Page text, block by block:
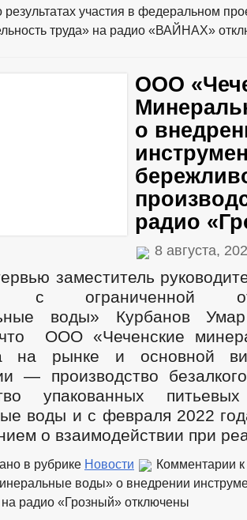
о внесении изменений в Устав
бюджета
услуг инвалидам
регламентов
муниципальных услуг
муниципальных услугах
услуг
акты
земельному контролю
результатах участия в федеральном
труда» на радио «ВАЙНАХ»
ООО
о
радио
8 августа,
заместитель
с ограниченной
воды» Курбанов Умар
ООО «Чеченские
на рынке и основной
— производство
упакованных
воды и с февраля 2022
о взаимодействии при
в рубрике Новости Комментарии
воды» о внедрении
радио «Грозный» отключены